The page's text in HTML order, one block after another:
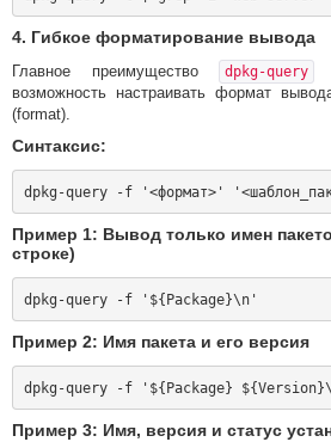
4. Гибкое форматирование вывода
Главное преимущество dpkg-query
возможность настраивать формат
(format).
Синтаксис:
Пример 1: Вывод только имен
строке)
Пример 2: Имя пакета и его версия
Пример 3: Имя, версия и статус